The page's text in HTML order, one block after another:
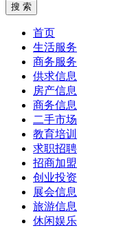
首页
生活服务
商务服务
供求信息
房产信息
商务信息
二手市场
教育培训
求职招聘
招商加盟
创业投资
展会信息
旅游信息
休闲娱乐